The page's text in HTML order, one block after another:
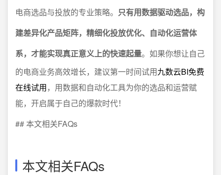
电商选品与投放的专业策略。 只有用数据驱动选品，构
建差异化产品矩阵，精细化投放优化、自动化运营体
系，才能实现真正意义上的快速起量。如果你想让自己
的电商业务高效增长，建议第一时间试用九数云BI免费
在线试用，用数据和自动化工具为你的选品和运营赋
能，开启属于自己的爆款时代！
## 本文相关FAQs
本文相关FAQs